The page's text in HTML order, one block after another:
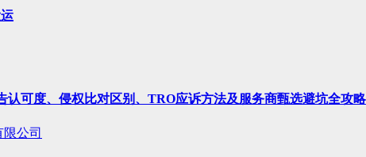
认可度、侵权比对区别、TRO应诉方法及服务商甄选避坑全攻略
公司